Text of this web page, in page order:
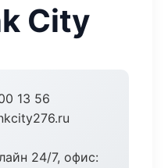
City
13 56
24/7, офис: